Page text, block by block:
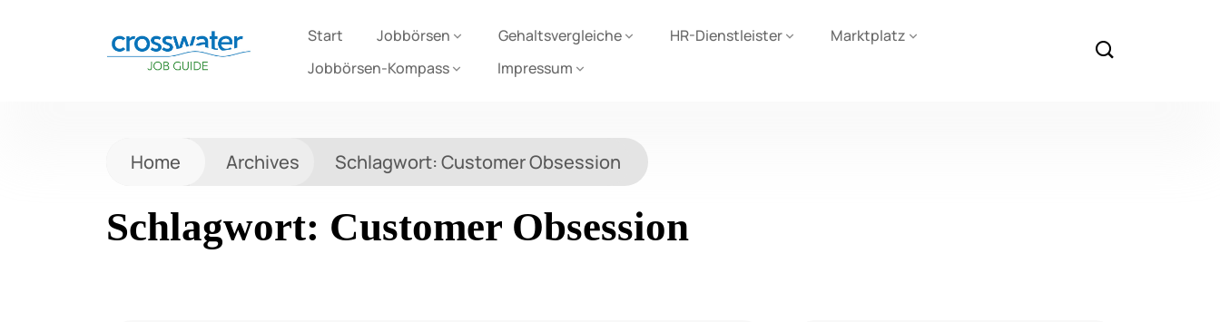
Start Jobbörsen Gehaltsvergleiche HR-Dienstleister
Marktplatz
Jobbörsen-Kompass
Impressum
Home Archives Schlagwort:Customer Obsession
Schlagwort: Customer Obsession